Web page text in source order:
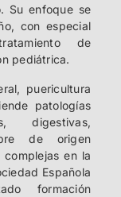
Su enfoque se
con especial
de
pediátrica.
puericultura
patologías
digestivas,
de origen
en la
Española
formación